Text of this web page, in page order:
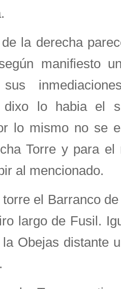
la derecha
manifiesto
dixo lo habia el
lo mismo no se
Torre y para el
al mencionado.
el Barranco
largo de Fusil.
Obejas distante